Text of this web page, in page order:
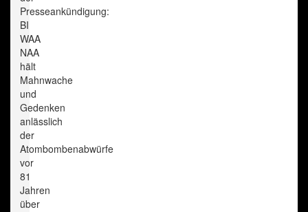
Presseankündigung:
BI
WAA
NAA
hält
Mahnwache
und
Gedenken
anlässlich
der
Atombombenabwürfe
vor
81
Jahren
über